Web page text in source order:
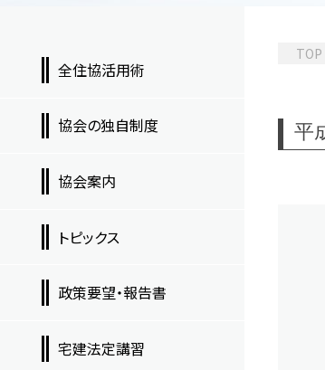
TOP
平
全住協活用術
協会の独自制度
協会案内
トピックス
政策要望・報告書
宅建法定講習